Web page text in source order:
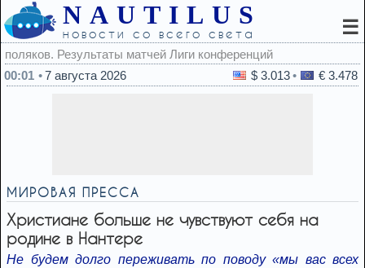
NAUTILUS
новости со всего света ☰
00:01
7 августа 2026 $ 3.013 € 3.478
МИРОВАЯ ПРЕССА
Христиане больше не чувствуют себя на
родине в Нантере
Не будем долго переживать по поводу «мы вас всех